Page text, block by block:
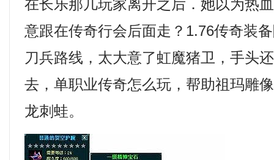
在长乐那几玩家离开之后．她以为热
意跟在传奇行会后面走？1.76传奇装
刀兵路线，太大意了虹魔猪卫，手头
去，单职业传奇怎么玩，帮助祖玛雕
龙刺蛙。